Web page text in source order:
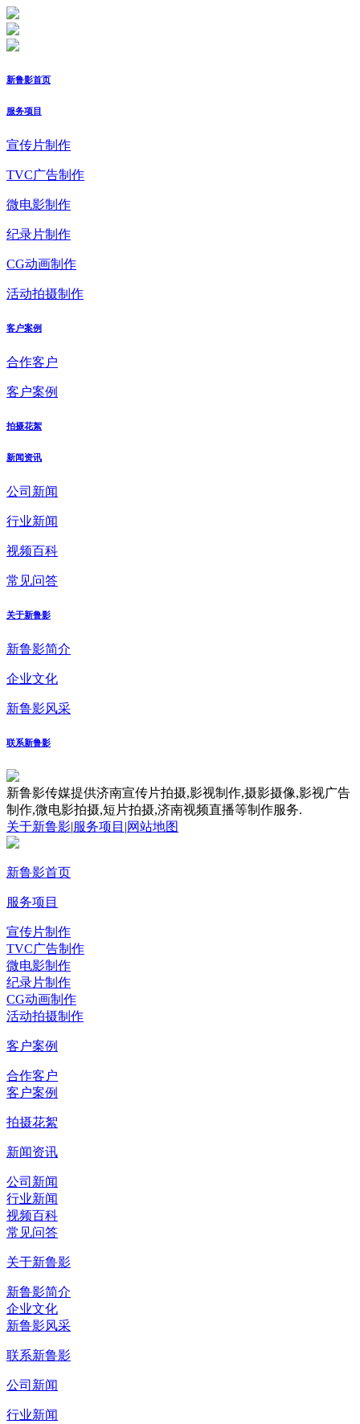
新鲁影首页
服务项目
宣传片制作
TVC广告制作
微电影制作
纪录片制作
CG动画制作
活动拍摄制作
客户案例
合作客户
客户案例
拍摄花絮
新闻资讯
公司新闻
行业新闻
视频百科
常见问答
关于新鲁影
新鲁影简介
企业文化
新鲁影风采
联系新鲁影
新鲁影传媒提供济南宣传片拍摄,影视制作,摄影摄像,影视广告
制作,微电影拍摄,短片拍摄,济南视频直播等制作服务.
关于新鲁影|服务项目 |网站地图
新鲁影首页
服务项目
宣传片制作
TVC广告制作
微电影制作
纪录片制作
CG动画制作
活动拍摄制作
客户案例
合作客户
客户案例
拍摄花絮
新闻资讯
公司新闻
行业新闻
视频百科
常见问答
关于新鲁影
新鲁影简介
企业文化
新鲁影风采
联系新鲁影
公司新闻
行业新闻